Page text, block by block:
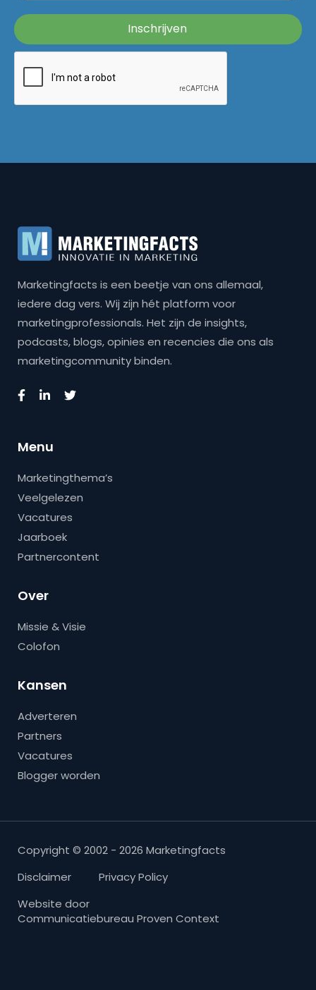
Marketingfacts is een beetje van ons allemaal,
iedere dag vers. Wij zijn hét platform voor
marketingprofessionals. Het zijn de insights,
podcasts, blogs, opinies en recencies die ons als
marketingcommunity binden.
Menu
Marketingthema’s
Veelgelezen
Vacatures
Jaarboek
Partnercontent
Over
Missie & Visie
Colofon
Kansen
Adverteren
Partners
Vacatures
Blogger worden
Copyright © 2002 - 2026 Marketingfacts
Disclaimer
Privacy Policy
Website door
Communicatiebureau Proven Context